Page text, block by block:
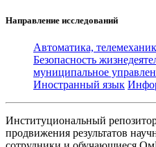
Направление исследований
Автоматика,
Безопасность
муниципальное
Иностранный язык
Институциональный
продвижения результатов